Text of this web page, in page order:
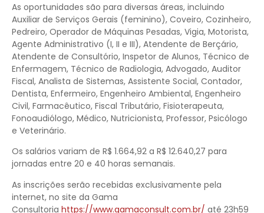
As oportunidades são para diversas áreas, incluindo
Auxiliar de Serviços Gerais (feminino), Coveiro, Cozinheiro,
Pedreiro, Operador de Máquinas Pesadas, Vigia, Motorista,
Agente Administrativo (I, II e III), Atendente de Berçário,
Atendente de Consultório, Inspetor de Alunos, Técnico de
Enfermagem, Técnico de Radiologia, Advogado, Auditor
Fiscal, Analista de Sistemas, Assistente Social, Contador,
Dentista, Enfermeiro, Engenheiro Ambiental, Engenheiro
Civil, Farmacêutico, Fiscal Tributário, Fisioterapeuta,
Fonoaudiólogo, Médico, Nutricionista, Professor, Psicólogo
e Veterinário.
Os salários variam de R$ 1.664,92 a R$ 12.640,27 para
jornadas entre 20 e 40 horas semanais.
As inscrições serão recebidas exclusivamente pela
internet, no site da Gama
Consultoria https://www.gamaconsult.com.br/ até 23h59